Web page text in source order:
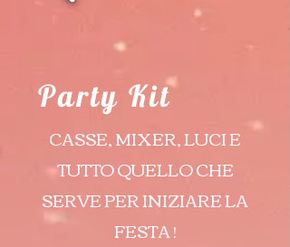
Party Kit
CASSE, MIXER, LUCI E
TUTTO QUELLO CHE
SERVE PER INIZIARE LA
FESTA !